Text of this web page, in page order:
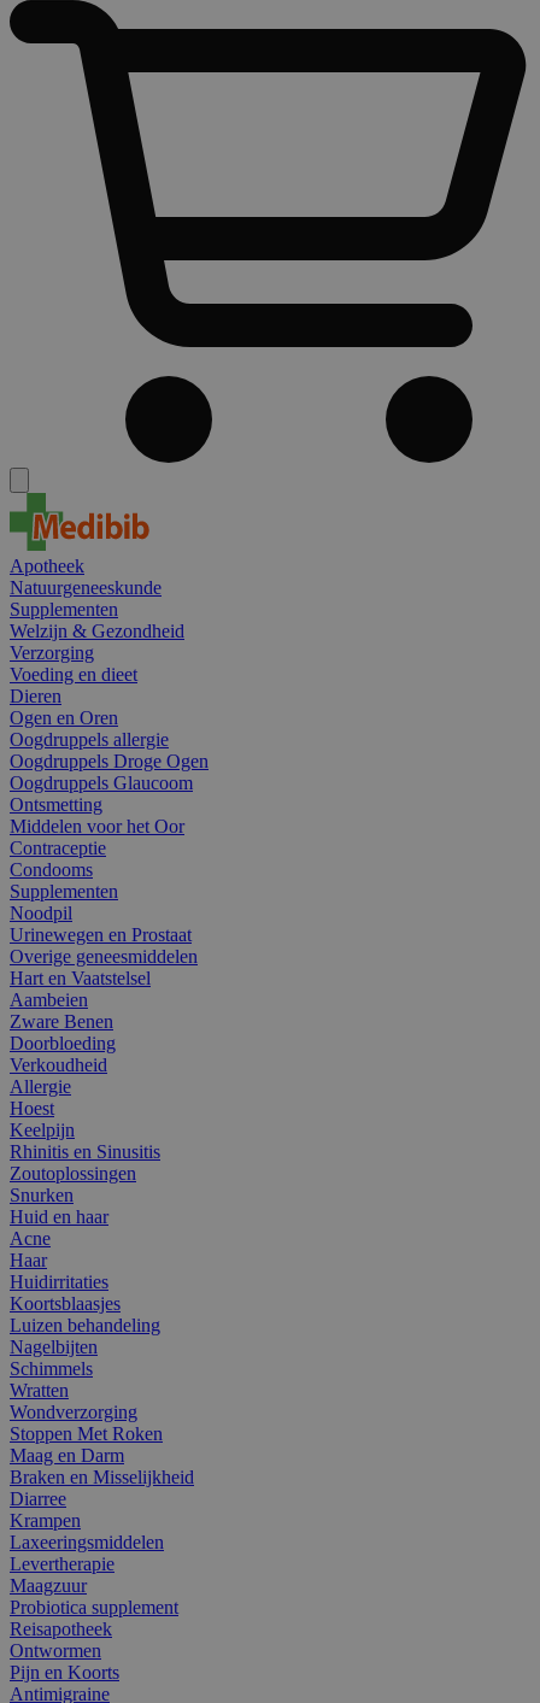
Apotheek
Natuurgeneeskunde
Supplementen
Welzijn & Gezondheid
Verzorging
Voeding en dieet
Dieren
Ogen en Oren
Oogdruppels allergie
Oogdruppels Droge Ogen
Oogdruppels Glaucoom
Ontsmetting
Middelen voor het Oor
Contraceptie
Condooms
Supplementen
Noodpil
Urinewegen en Prostaat
Overige geneesmiddelen
Hart en Vaatstelsel
Aambeien
Zware Benen
Doorbloeding
Verkoudheid
Allergie
Hoest
Keelpijn
Rhinitis en Sinusitis
Zoutoplossingen
Snurken
Huid en haar
Acne
Haar
Huidirritaties
Koortsblaasjes
Luizen behandeling
Nagelbijten
Schimmels
Wratten
Wondverzorging
Stoppen Met Roken
Maag en Darm
Braken en Misselijkheid
Diarree
Krampen
Laxeeringsmiddelen
Levertherapie
Maagzuur
Probiotica supplement
Reisapotheek
Ontwormen
Pijn en Koorts
Antimigraine